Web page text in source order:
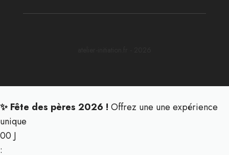
✨ Fête des pères 2026 ! Offrez une une expérience
unique
00 J
: